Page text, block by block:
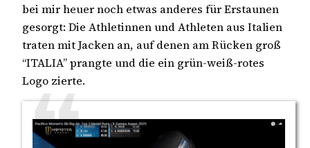
bei mir heuer noch etwas anderes für Erstaunen
gesorgt: Die Athletinnen und Athleten aus Italien
traten mit Jacken an, auf denen am Rücken groß
“ITALIA” prangte und die ein grün-weiß-rotes
Logo zierte.